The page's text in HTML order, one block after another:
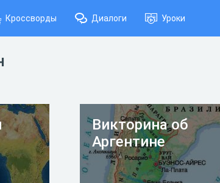
Кроссворды Диалоги Уроки
Викторина об
Аргентине